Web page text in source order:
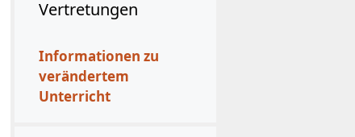
Vertretungen
Informationen zu
verändertem
Unterricht